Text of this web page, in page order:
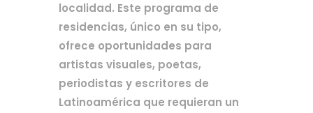
localidad. Este programa de
residencias, único en su tipo,
ofrece oportunidades para
artistas visuales, poetas,
periodistas y escritores de
Latinoamérica que requieran un